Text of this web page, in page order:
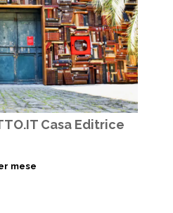
Casa Editrice
mese